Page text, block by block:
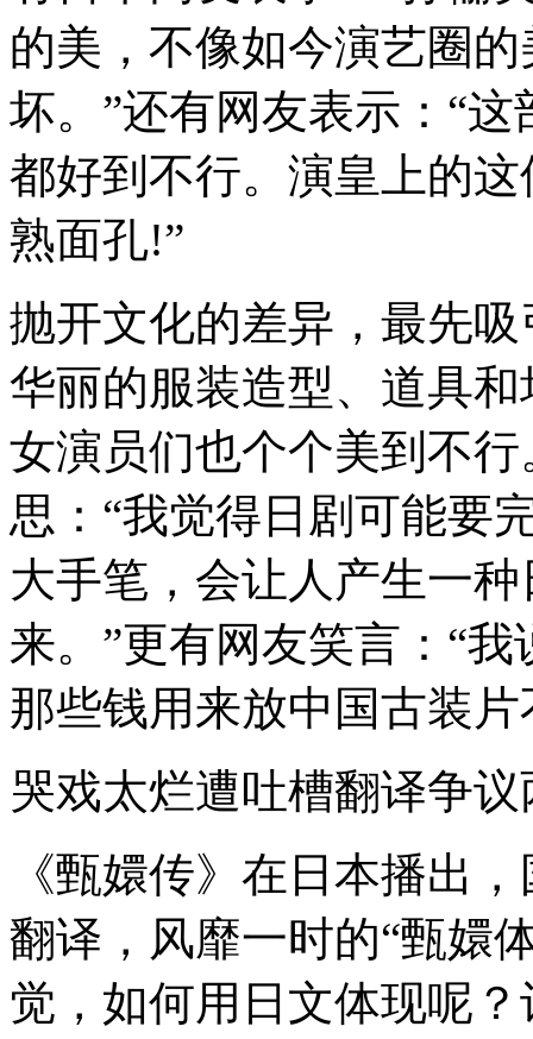
的美，不像如今演艺圈
坏。”还有网友表示：“
都好到不行。演皇上的
熟面孔!”
抛开文化的差异，最先
华丽的服装造型、道具
女演员们也个个美到不
思：“我觉得日剧可能要
大手笔，会让人产生一
来。”更有网友笑言：“
那些钱用来放中国古装片
哭戏太烂遭吐槽翻译争
《甄嬛传》在日本播出
翻译，风靡一时的“甄嬛
觉，如何用日文体现呢